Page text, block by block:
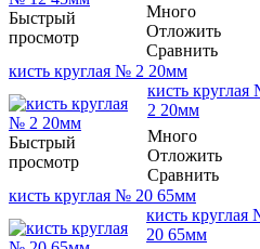
Быстрый
просмотр
Много
Отложить
Сравнить
кисть круглая № 2 20мм
Быстрый
просмотр
кисть круглая
2 20мм
Много
Отложить
Сравнить
кисть круглая № 20 65мм
кисть круглая
20 65мм